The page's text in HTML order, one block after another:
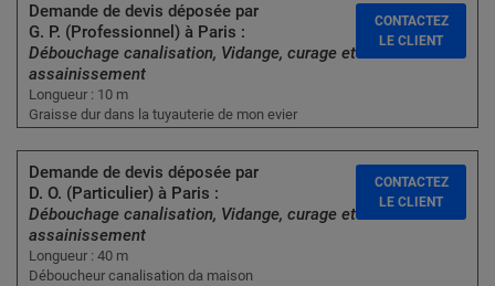
Demande de devis déposée par
G. P. (Professionnel) à Paris :
Débouchage canalisation, Vidange, curage et
assainissement
Longueur : 10 m
Graisse dur dans la tuyauterie de mon evier
CONTACTEZ
LE CLIENT
Demande de devis déposée par
D. O. (Particulier) à Paris :
Débouchage canalisation, Vidange, curage et
assainissement
Longueur : 40 m
Déboucheur canalisation da maison
CONTACTEZ
LE CLIENT